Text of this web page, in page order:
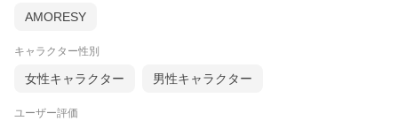
AMORESY
キャラクター性別
女性キャラクター 男性キャラクター
ユーザー評価